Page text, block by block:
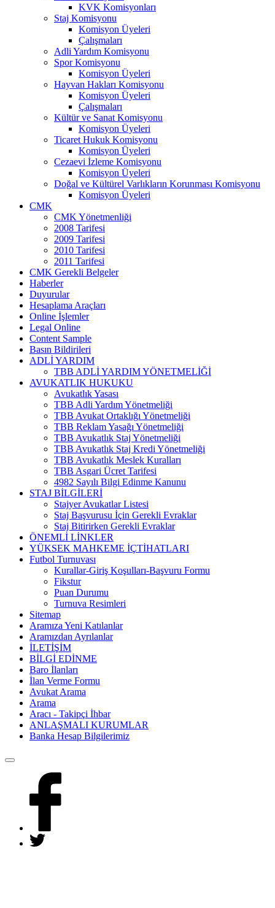
KVK Komisyonları
Staj Komisyonu
Komisyon Üyeleri
Çalışmaları
Adli Yardım Komisyonu
Spor Komisyonu
Komisyon Üyeleri
Hayvan Hakları Komisyonu
Komisyon Üyeleri
Çalışmaları
Kültür ve Sanat Komisyonu
Komisyon Üyeleri
Ticaret Hukuk Komisyonu
Komisyon Üyeleri
Cezaevi İzleme Komisyonu
Komisyon Üyeleri
Doğal ve Kültürel Varlıkların Korunması Komisyonu
Komisyon Üyeleri
CMK
CMK Yönetmenliği
2008 Tarifesi
2009 Tarifesi
2010 Tarifesi
2011 Tarifesi
CMK Gerekli Belgeler
Haberler
Duyurular
Hesaplama Araçları
Online İşlemler
Legal Online
Content Sample
Basın Bildirileri
ADLİ YARDIM
TBB ADLİ YARDIM YÖNETMELİĞİ
AVUKATLIK HUKUKU
Avukatlık Yasası
TBB Adli Yardım Yönetmeliği
TBB Avukat Ortaklığı Yönetmeliği
TBB Reklam Yasağı Yönetmeliği
TBB Avukatlık Staj Yönetmeliği
TBB Avukatlık Staj Kredi Yönetmeliği
TBB Avukatlık Meslek Kuralları
TBB Asgari Ücret Tarifesi
4982 Sayılı Bilgi Edinme Kanunu
STAJ BİLGİLERİ
Stajyer Avukatlar Listesi
Staj Başvurusu İçin Gerekli Evraklar
Staj Bitirirken Gerekli Evraklar
ÖNEMLİ LİNKLER
YÜKSEK MAHKEME İÇTİHATLARI
Futbol Turnuvası
Kurallar-Giriş Koşulları-Başvuru Formu
Fikstur
Puan Durumu
Turnuva Resimleri
Sitemap
Aramıza Yeni Katılanlar
Aramızdan Ayrılanlar
İLETİŞİM
BİLGİ EDİNME
Baro İlanları
İlan Verme Formu
Avukat Arama
Arama
Aracı - Takipçi İhbar
ANLAŞMALI KURUMLAR
Banka Hesap Bilgilerimiz